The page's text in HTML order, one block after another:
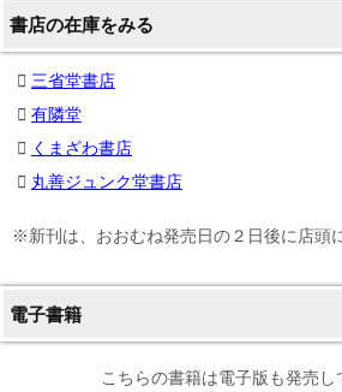
書店の在庫をみる
三省堂書店
有隣堂
くまざわ書店
丸善ジュンク堂書店
※新刊は、おおむね発売日の２日後に店頭
電子書籍
こちらの書籍は電子版も発売し